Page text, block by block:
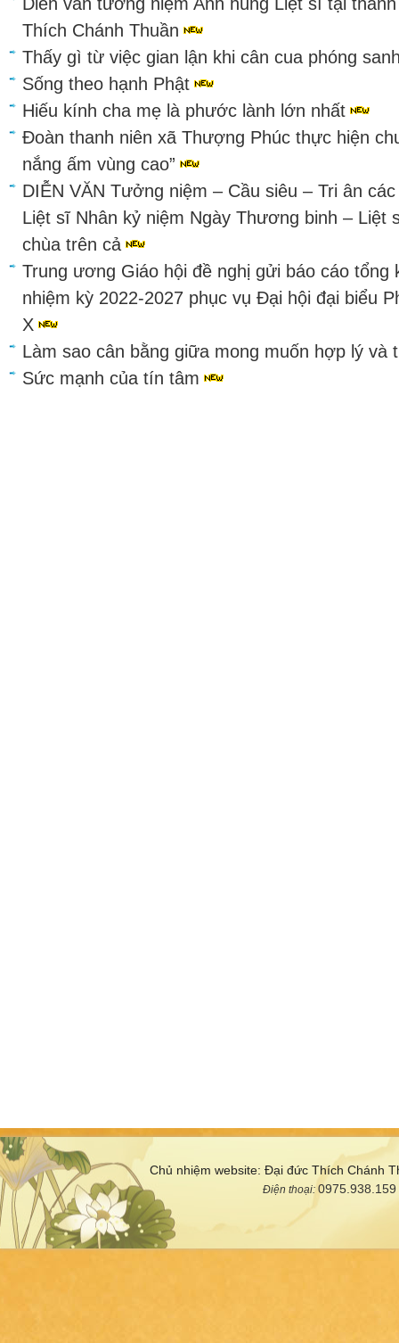
Thích Chánh Thuần
Thấy gì từ việc gian lận khi cân cua phóng
Sống theo hạnh Phật
Hiếu kính cha mẹ là phước lành lớn nhất
Đoàn thanh niên xã Thượng Phúc thực hiện
nắng ấm vùng cao”
DIỄN VĂN Tưởng niệm – Cầu siêu – Tri ân
Liệt sĩ Nhân kỷ niệm Ngày Thương binh – Liệt
chùa trên cả
Trung ương Giáo hội đề nghị gửi báo cáo tổng
nhiệm kỳ 2022-2027 phục vụ Đại hội đại biểu
X
Làm sao cân bằng giữa mong muốn hợp lý và
Sức mạnh của tín tâm
Chủ nhiệm website: Đại đức Thích Chánh
Điện thoại: 0975.938.159